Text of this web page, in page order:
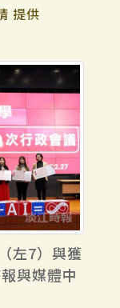
提供
左7）與獲
與媒體中